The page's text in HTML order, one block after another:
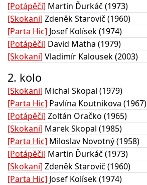
[Potápěči] Martin Ďurkáč (1973)
[Skokani] Zdeněk Starovič (1960)
[Parta Hic] Josef Kolísek (1974)
[Potápěči] David Matha (1979)
[Skokani] Vladimír Kalousek (2003)
2. kolo
[Skokani] Michal Skopal (1979)
[Parta Hic] Pavlína Koutnikova (1967)
[Potápěči] Zoltán Oračko (1965)
[Skokani] Marek Skopal (1985)
[Parta Hic] Miloslav Novotný (1958)
[Potápěči] Martin Ďurkáč (1973)
[Skokani] Zdeněk Starovič (1960)
[Parta Hic] Josef Kolísek (1974)